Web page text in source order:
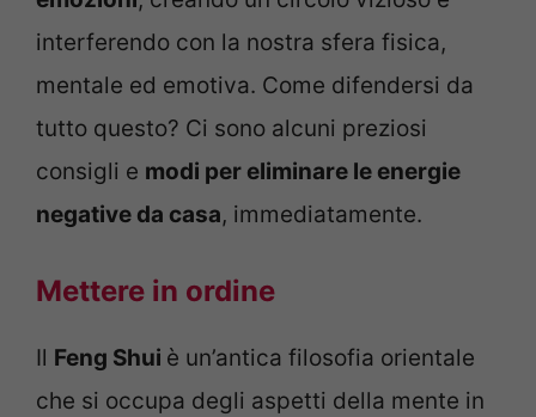
interferendo con la nostra sfera fisica,
mentale ed emotiva. Come difendersi da
tutto questo? Ci sono alcuni preziosi
consigli e modi per eliminare le energie
negative da casa, immediatamente.
Mettere in ordine
Il Feng Shui è un’antica filosofia orientale
che si occupa degli aspetti della mente in